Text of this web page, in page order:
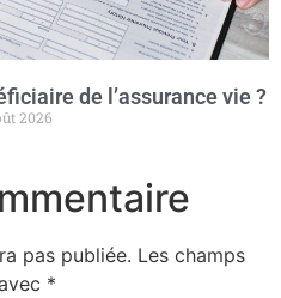
de l’assurance vie ?
2026
pas publiée. Les champs
*